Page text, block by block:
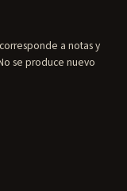
a notas y
se produce nuevo